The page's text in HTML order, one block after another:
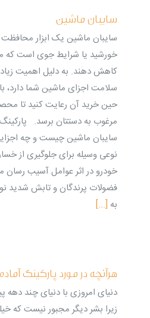
سایبان ماشین
سایبان ماشین یک ابزار محافظت
خورشید یا شرایط جوی است که
کاهش دهند. به دلیل اهمیت
سلامت اجزای ماشین شما دارد،
حین خرید آن رعایت کنید تا
سایبان ماشین چیست و چه
نوعی وسیله برای جلوگیری از
خودرو در اثر عوامل آسیب رسان
فضولات پرندگان و تابش شدید
به [...]
هرآنچه در مورد پارکینگ
دنیای امروزی با دنیای چند
زیرا بشر دیگر مجبور نیست که